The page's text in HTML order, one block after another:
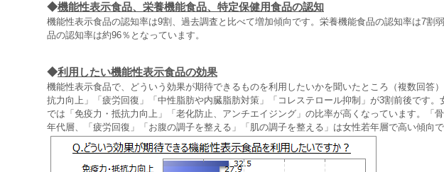
◆機能性表示食品、栄養機能食品、特定保健用食品の認知
機能性表示食品の認知率は9割、過去調査と比べて増加傾向です。栄養機能食品の認知率は7割
品の認知率は約96％となっています。
◆利用したい機能性表示食品の効果
機能性表示食品で、どういう効果が期待できるものを利用したいかを聞いたところ（複数回答
抗力向上」「疲労回復」「中性脂肪や内臓脂肪対策」「コレステロール抑制」が3割前後です。
では「免疫力・抵抗力向上」「老化防止、アンチエイジング」の比率が高くなっています。「
年代層、「疲労回復」「お腹の調子を整える」「肌の調子を整える」は女性若年層で高い傾向で